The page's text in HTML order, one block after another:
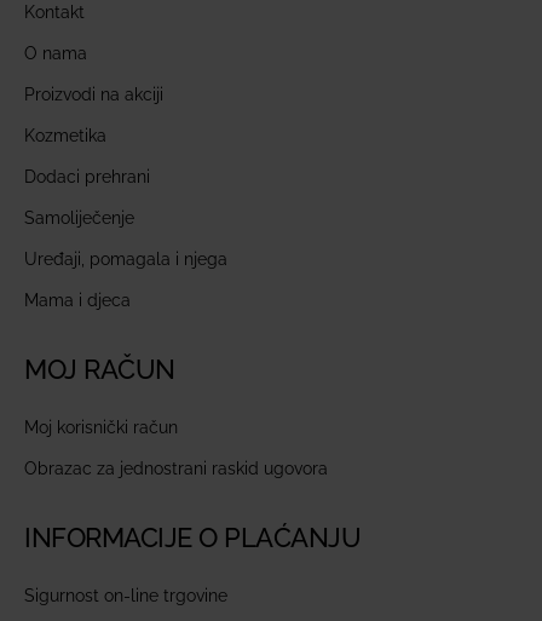
Kontakt
O nama
Proizvodi na akciji
Kozmetika
Dodaci prehrani
Samoliječenje
Uređaji, pomagala i njega
Mama i djeca
MOJ RAČUN
Moj korisnički račun
Obrazac za jednostrani raskid ugovora
INFORMACIJE O PLAĆANJU
Sigurnost on-line trgovine